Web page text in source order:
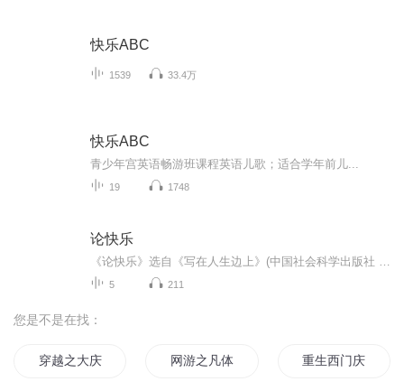
快乐ABC
1539 33.4万
快乐ABC
青少年宫英语畅游班课程英语儿歌；适合学年前儿...
19 1748
论快乐
5 211
您是不是在找：
穿越之大庆帝国 网游之凡体字 重生西门庆